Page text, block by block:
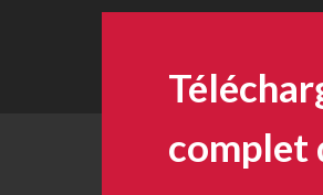
complet